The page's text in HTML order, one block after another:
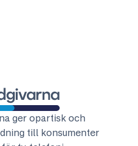
ger opartisk och
till konsumenter